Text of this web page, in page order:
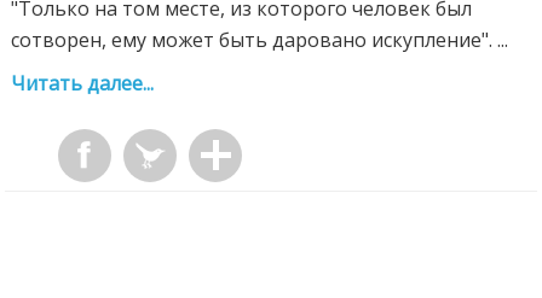
"Только на том месте, из которого человек был
сотворен, ему может быть даровано искупление". ...
Читать далее...